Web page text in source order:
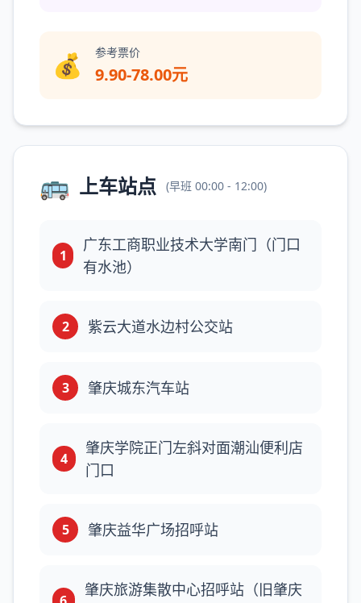
💰 参考票价
9.90-78.00元
🚌 上车站点 (早班 00:00 - 12:00)
1
广东工商职业技术大学南门（门口
有水池）
2 紫云大道水边村公交站
3 肇庆城东汽车站
4
肇庆学院正门左斜对面潮汕便利店
门口
5 肇庆益华广场招呼站
肇庆旅游集散中心招呼站（旧肇庆